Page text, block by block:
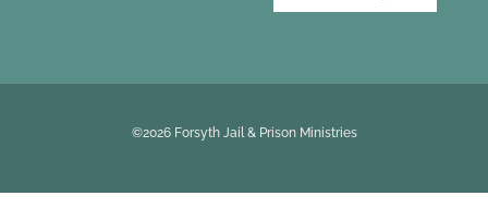
©2026 Forsyth Jail & Prison Ministries